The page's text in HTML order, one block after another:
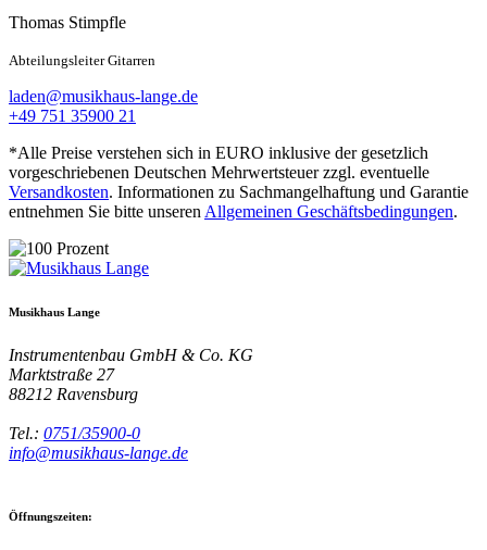
Thomas Stimpfle
Abteilungsleiter Gitarren
laden@musikhaus-lange.de
+49 751 35900 21
*Alle Preise verstehen sich in EURO inklusive der gesetzlich
vorgeschriebenen Deutschen Mehrwertsteuer zzgl. eventuelle
Versandkosten. Informationen zu Sachmangelhaftung und Garantie
entnehmen Sie bitte unseren Allgemeinen Geschäftsbedingungen.
Musikhaus Lange
Instrumentenbau GmbH & Co. KG
Marktstraße 27
88212 Ravensburg
Tel.: 0751/35900-0
info@musikhaus-lange.de
Öffnungszeiten: